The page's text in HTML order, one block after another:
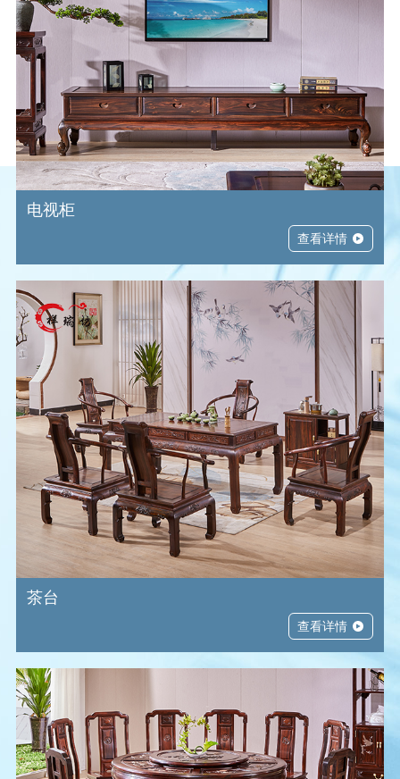
客厅系列 太阳早已落下，凡的日子里,要个温暖舒适的空间，洗法疲惫…
餐厅系列 太阳早已落下，凡的日子里,要个温暖舒适的空间，洗法疲惫…
茶台系列 太阳早已落下，凡的日子里,要个温暖舒适的空间，洗法疲惫…
书房系列 太阳早已落下，凡的日子里,要个温暖舒适的空间，洗法疲惫…
卧房系列 太阳早已落下，凡的日子里,要个温暖舒适的空间，洗法疲惫…
其他系列 太阳早已落下，凡的日子里,要个温暖舒适的空间，洗法疲惫…
电视柜
查看详情
茶台
查看详情